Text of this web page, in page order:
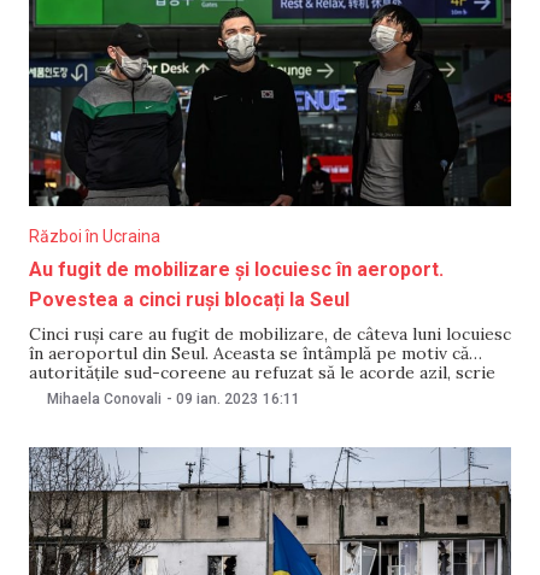
Război în Ucraina
Au fugit de mobilizare și locuiesc în aeroport.
Povestea a cinci ruși blocați la Seul
Cinci ruși care au fugit de mobilizare, de câteva luni locuiesc
în aeroportul din Seul. Aceasta se întâmplă pe motiv că
autoritățile sud-coreene au refuzat să le acorde azil, scrie
baza. Bărbații, din diferite regiuni rusești, au părăsit țara
încă din toamnă și de atunci locuiesc în sala de așteptare
Mihaela Conovali - 09 ian. 2023 16:11